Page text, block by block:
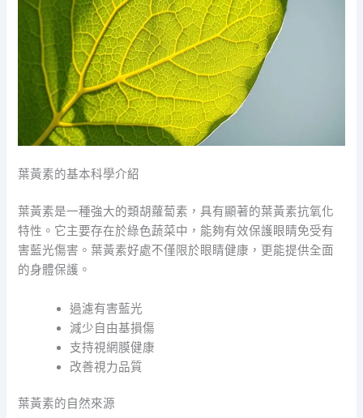
葉黃素的基本科學介紹
葉黃素是一種強大的類胡蘿蔔素，具有顯著的葉黃素抗氧化
特性。它主要存在於綠色蔬菜中，能夠有效保護眼睛免受有
害藍光傷害。葉黃素好處不僅限於眼睛健康，更能提供全面
的身體保護。
過濾有害藍光
減少自由基損傷
支持視網膜健康
改善視力品質
葉黃素的自然來源